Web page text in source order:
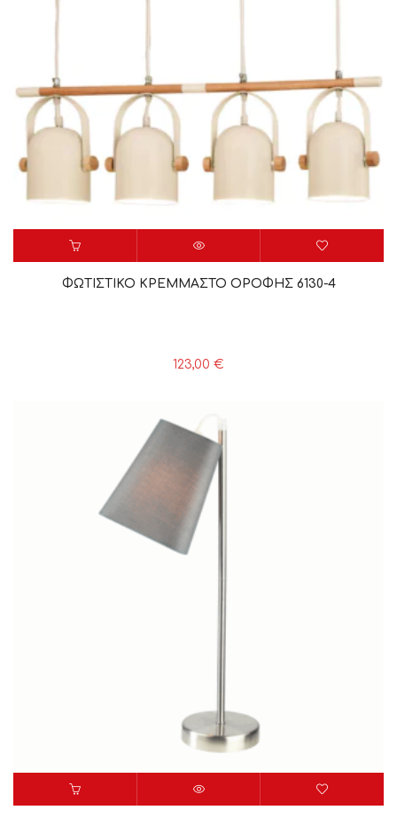
ΦΩΤΙΣΤΙΚΟ ΚΡΕΜΜΑΣΤΟ ΟΡΟΦΗΣ 6130-4
123,00 €